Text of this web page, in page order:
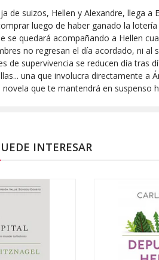
de suizos, Hellen y Alexandre, llega
luego de haber ganado la
se quedará acompañando a Hellen
no regresan el día acordado, ni al
de supervivencia se reducen día tras
una que involucra directamente a
que te mantendrá en suspenso
INTERESAR